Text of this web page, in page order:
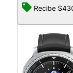
Recibe